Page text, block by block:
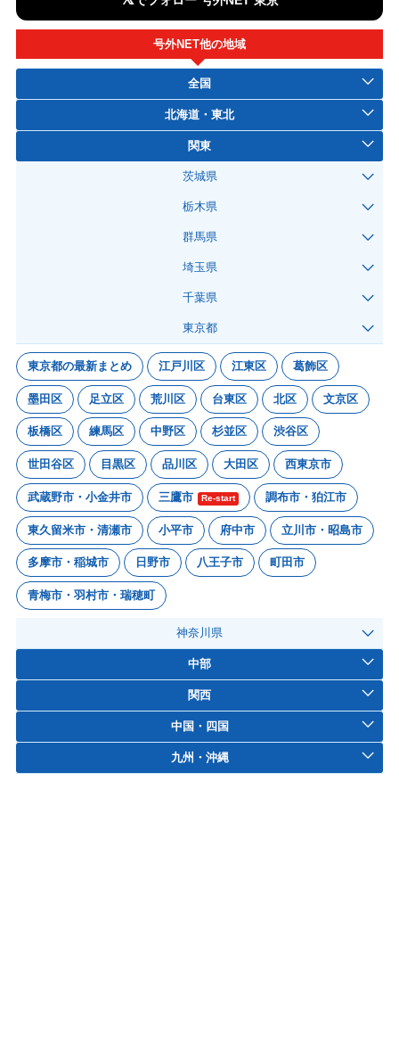
号外NET他の地域
全国
北海道・東北
関東
茨城県
栃木県
群馬県
埼玉県
千葉県
東京都
東京都の最新まとめ 江戸川区 江東区 葛飾区
墨田区 足立区 荒川区 台東区 北区 文京区
板橋区 練馬区 中野区 杉並区 渋谷区
世田谷区 目黒区 品川区 大田区 西東京市
武蔵野市・小金井市 三鷹市 Re-start 調布市・狛江市
東久留米市・清瀬市 小平市 府中市 立川市・昭島市
多摩市・稲城市 日野市 八王子市 町田市
青梅市・羽村市・瑞穂町
神奈川県
中部
関西
中国・四国
九州・沖縄